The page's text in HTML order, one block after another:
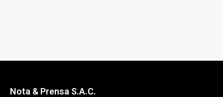
Nota & Prensa S.A.C.